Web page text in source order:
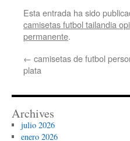
Esta entrada ha sido
camisetas futbol tailandia
permanente.
← camisetas de futbol
plata
Archives
julio 2026
enero 2026